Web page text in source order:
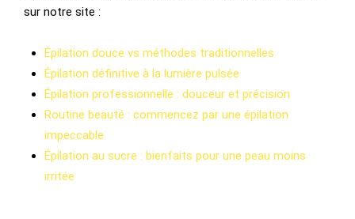
sur notre site :
Épilation douce vs méthodes traditionnelles
Épilation définitive à la lumière pulsée
Épilation professionnelle : douceur et précision
Routine beauté : commencez par une épilation
impeccable
Épilation au sucre : bienfaits pour une peau moins
irritée